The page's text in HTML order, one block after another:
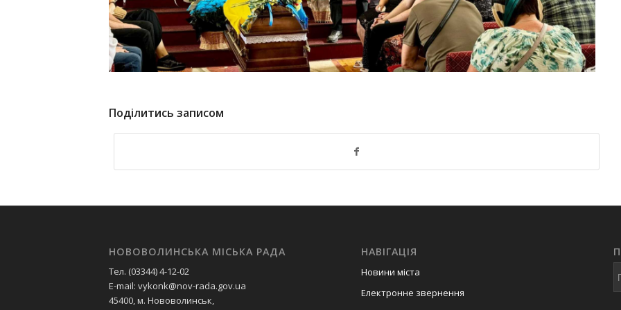
Поділитись записом
НОВОВОЛИНСЬКА МІСЬКА РАДА
Тел. (03344) 4-12-02
E-mail: vykonk@nov-rada.gov.ua
45400, м. Нововолинськ,
НАВІГАЦІЯ
Новини міста
Електронне звернення